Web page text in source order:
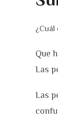
¿Cuál
Que
Las
Las